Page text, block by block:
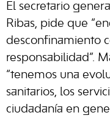
El secretario
Ribas, pide que
desconfinamiento
responsabilidad”.
“tenemos una
sanitarios, los
ciudadanía en